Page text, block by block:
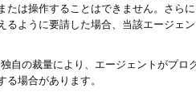
たは操作することはできません。さら
るように要請した場合、当該エージェ
自の裁量により、エージェントがプ
場合があります。